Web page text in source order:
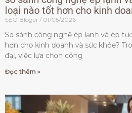
loại nào tốt hơn cho kinh
SEO Bloger 01/05/2026
So sánh công nghệ ép lạnh và ép
hơn cho kinh doanh và sức khỏe?
đại, việc lựa chọn công
Đọc thêm »